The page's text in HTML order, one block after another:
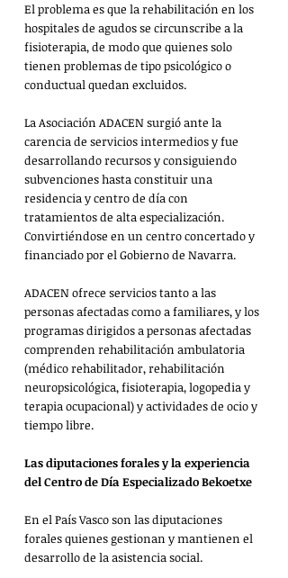
El problema es que la rehabilitación en los
hospitales de agudos se circunscribe a la
fisioterapia, de modo que quienes solo
tienen problemas de tipo psicológico o
conductual quedan excluidos.
La Asociación ADACEN surgió ante la
carencia de servicios intermedios y fue
desarrollando recursos y consiguiendo
subvenciones hasta constituir una
residencia y centro de día con
tratamientos de alta especialización.
Convirtiéndose en un centro concertado y
financiado por el Gobierno de Navarra.
ADACEN ofrece servicios tanto a las
personas afectadas como a familiares, y los
programas dirigidos a personas afectadas
comprenden rehabilitación ambulatoria
(médico rehabilitador, rehabilitación
neuropsicológica, fisioterapia, logopedia y
terapia ocupacional) y actividades de ocio y
tiempo libre.
Las diputaciones forales y la experiencia
del Centro de Día Especializado Bekoetxe
En el País Vasco son las diputaciones
forales quienes gestionan y mantienen el
desarrollo de la asistencia social.